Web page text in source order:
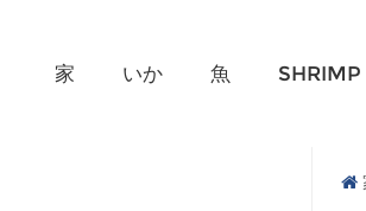
家 いか 魚 SHRIMP